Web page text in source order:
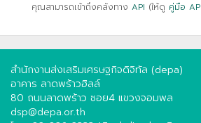
คุณสามารถเข้าถึงคลังทาง API (ให้ดู คู่มือ API
สำนักงานส่งเสริมเศรษฐกิจดิจิทัล (depa)
อาคาร ลาดพร้าวฮิลล์
80 ถนนลาดพร้าว ซอย4 แขวงจอมพล
dsp@depa.or.th